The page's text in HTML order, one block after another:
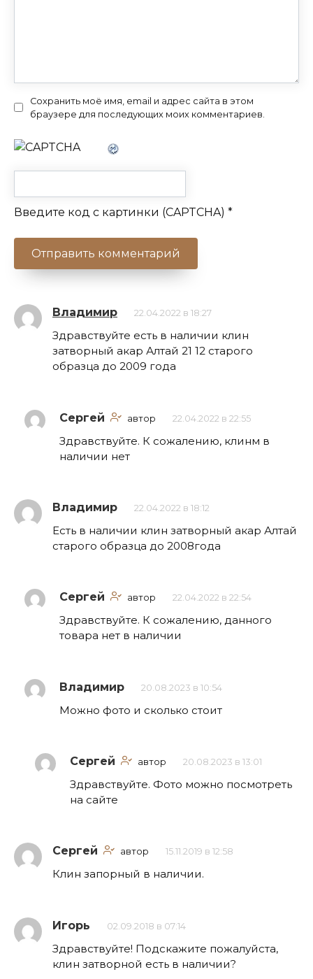
Сохранить моё имя, email и адрес сайта в этом
браузере для последующих моих комментариев.
Введите код с картинки (CAPTCHA) *
Владимир 22.04.2022 в 18:27
Здравствуйте есть в наличии клин
затворный акар Алтай 21 12 старого
образца до 2009 года
Сергей автор 22.04.2022 в 22:55
Здравствуйте. К сожалению, клинм в
наличии нет
Владимир 22.04.2022 в 18:12
Есть в наличии клин затворный акар Алтай
старого образца до 2008года
Сергей автор 22.04.2022 в 22:54
Здравствуйте. К сожалению, данного
товара нет в наличии
Владимир 20.08.2023 в 10:54
Можно фото и сколько стоит
Сергей автор 20.08.2023 в 13:01
Здравствуйте. Фото можно посмотреть
на сайте
Сергей автор 15.11.2019 в 12:58
Клин запорный в наличии.
Игорь 02.09.2018 в 07:14
Здравствуйте! Подскажите пожалуйста,
клин затворной есть в наличии?